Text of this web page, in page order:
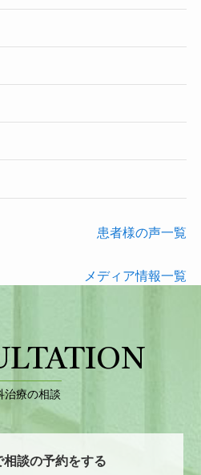
患者様の声一覧
メディア情報一覧
治療の相談
相談の予約をする